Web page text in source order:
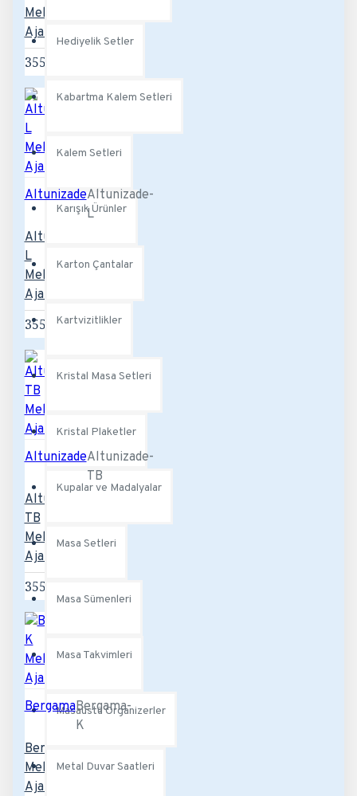
Hediyelik Setler
Kabartma Kalem Setleri
Kalem Setleri
Karışık Ürünler
Karton Çantalar
Kartvizitlikler
Kristal Masa Setleri
Kristal Plaketler
Kupalar ve Madalyalar
Masa Setleri
Masa Sümenleri
Masa Takvimleri
Masaüstü Organizerler
Metal Duvar Saatleri
Mekanizmalı
Ajanda
355,20TL
AltunizadeAltunizade-
L
Altunizade-
L
Mekanizmalı
Ajanda
355,20TL
AltunizadeAltunizade-
TB
Altunizade-
TB
Mekanizmalı
Ajanda
355,20TL
BergamaBergama-
K
Bergama-K
Mekanizmalı
Ajanda